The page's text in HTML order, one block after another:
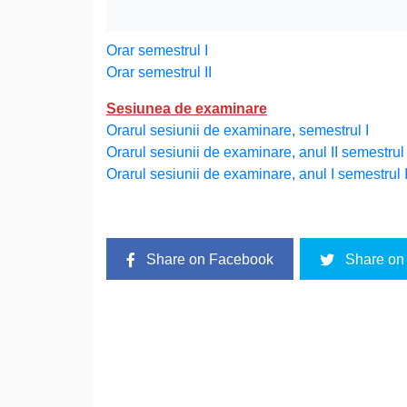
Orar semestrul I
Orar semestrul II
Sesiunea de examinare
Orarul sesiunii de examinare, semestrul I
Orarul sesiunii de examinare, anul II semestrul I
Orarul sesiunii de examinare, anul I semestrul II
Share on Facebook Share